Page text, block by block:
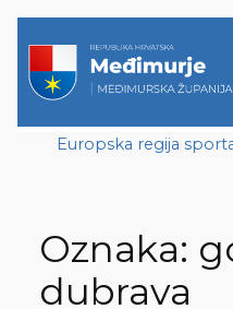
Europska regija
Oznaka:
dubrava